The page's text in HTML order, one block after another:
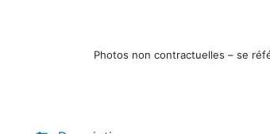
Photos non contractuelles – se